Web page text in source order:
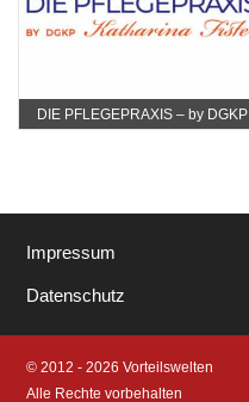
DIE PFLEGEPRAXIS – by DGKP
Impressum
Datenschutz
© 2012 - 2026 Vorteilswelten
Alle Rechte vorbehalten